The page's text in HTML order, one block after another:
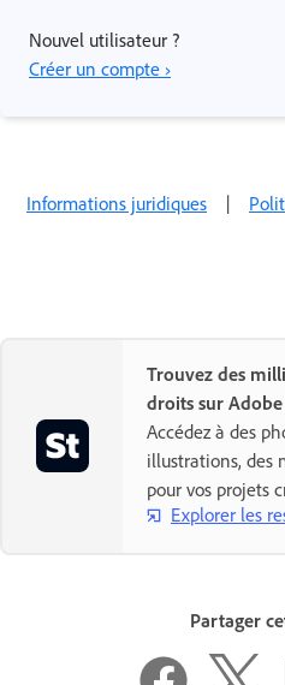
Nouvel utilisateur ?
Créer un compte ›
Informations juridiques |
Trouvez des
droits sur
Accédez à des
illustrations, des
pour vos projets
Explorer les
Partager